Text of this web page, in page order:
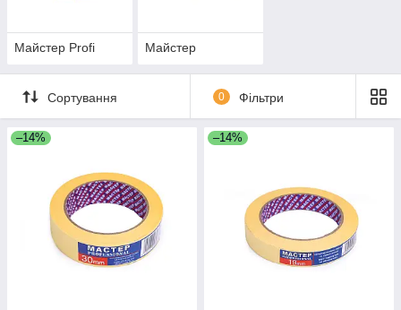
Майстер Profi Майстер
Сортування 0 Фільтри
–14% –14%